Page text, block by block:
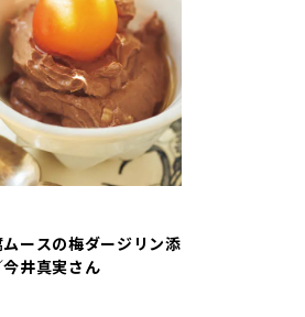
ムースの梅ダージリン添
井真実さん